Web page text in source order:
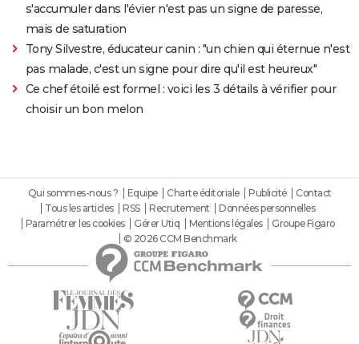
s'accumuler dans l'évier n'est pas un signe de paresse,
mais de saturation
Tony Silvestre, éducateur canin : "un chien qui éternue n'est
pas malade, c'est un signe pour dire qu'il est heureux"
Ce chef étoilé est formel : voici les 3 détails à vérifier pour
choisir un bon melon
Qui sommes-nous ? Equipe Charte éditoriale Publicité
Contact
Tous les articles
RSS Recrutement
Données personnelles
Paramétrer les cookies
Gérer Utiq Mentions légales
Groupe Figaro
© 2026 CCM Benchmark